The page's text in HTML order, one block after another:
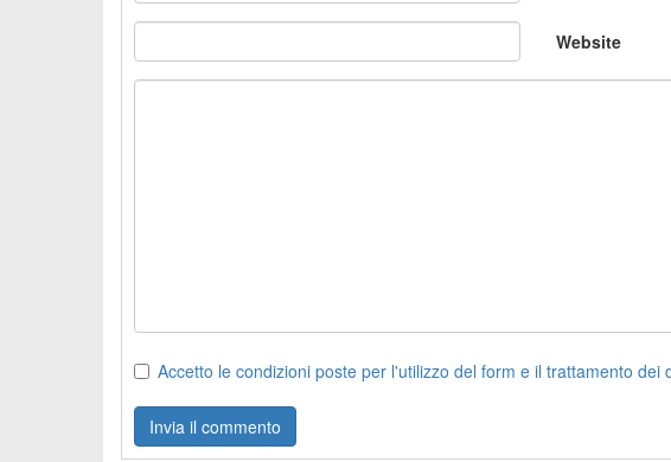
Website
Accetto le condizioni poste per l'utilizzo del form e il trattamento dei